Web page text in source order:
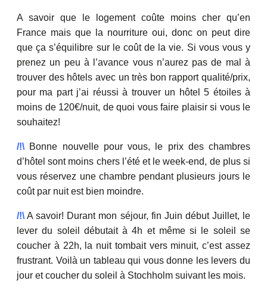
A savoir que le logement coûte moins cher qu’en
France mais que la nourriture oui, donc on peut dire
que ça s’équilibre sur le coût de la vie. Si vous vous y
prenez un peu à l’avance vous n’aurez pas de mal à
trouver des hôtels avec un très bon rapport qualité/prix,
pour ma part j’ai réussi à trouver un hôtel 5 étoiles à
moins de 120€/nuit, de quoi vous faire plaisir si vous le
souhaitez!
/!\ Bonne nouvelle pour vous, le prix des chambres
d’hôtel sont moins chers l’été et le week-end, de plus si
vous réservez une chambre pendant plusieurs jours le
coût par nuit est bien moindre.
/!\ A savoir! Durant mon séjour, fin Juin début Juillet, le
lever du soleil débutait à 4h et même si le soleil se
coucher à 22h, la nuit tombait vers minuit, c’est assez
frustrant. Voilà un tableau qui vous donne les levers du
jour et coucher du soleil à Stochholm suivant les mois.